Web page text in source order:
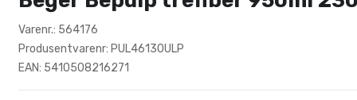
Varenr.: 564176
Produsentvarenr: PUL46130ULP
EAN: 5410508216271